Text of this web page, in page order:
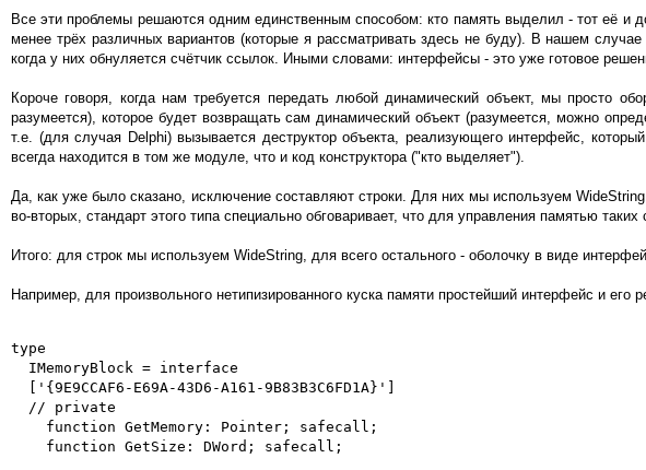
Все эти проблемы решаются одним единственным способом: кто память выделил - тот её и
менее трёх различных вариантов (которые я рассматривать здесь не буду). В нашем
когда у них обнуляется счётчик ссылок. Иными словами: интерфейсы - это уже готовое
Короче говоря, когда нам требуется передать любой динамический объект, мы просто
разумеется), которое будет возвращать сам динамический объект (разумеется, можно
т.е. (для случая Delphi) вызывается деструктор объекта, реализующего интерфейс,
всегда находится в том же модуле, что и код конструктора ("кто выделяет").
Да, как уже было сказано, исключение составляют строки. Для них мы используем
во-вторых, стандарт этого типа специально обговаривает, что для управления памятью
Итого: для строк мы используем WideString, для всего остального - оболочку в виде
Например, для произвольного нетипизированного куска памяти простейший интерфейс и его
type
  IMemoryBlock = interface
  ['{9E9CCAF6-E69A-43D6-A161-9B83B3C6FD1A}']
  // private
    function GetMemory: Pointer; safecall;
    function GetSize: DWord; safecall;